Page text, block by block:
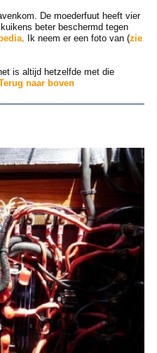
De moederfuut heeft vier
beter beschermd tegen
. Ik neem er een foto van (zie
is altijd hetzelfde met die
naar boven